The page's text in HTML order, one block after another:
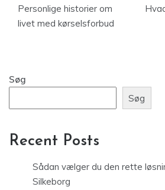
Personlige historier om
livet med kørselsforbud
Søg
Søg
Recent Posts
Sådan vælger du den rette
Silkeborg